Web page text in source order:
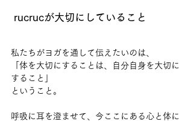
rucrucが大切にしていること
私たちがヨガを通して伝えたいのは、
「体を大切にすることは、自分自身を大切に
すること」
ということ。
呼吸に耳を澄ませて、今ここにある心と体に